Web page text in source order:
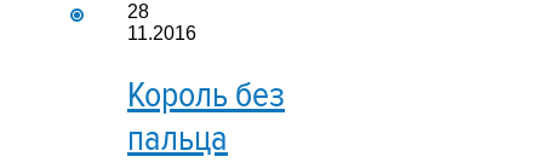
28
11.2016
Король без
пальца